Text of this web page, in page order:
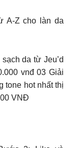
A-Z cho làn da
da từ Jeu’d
vnđ 03 Giải
tone hot nhất thị
VNĐ